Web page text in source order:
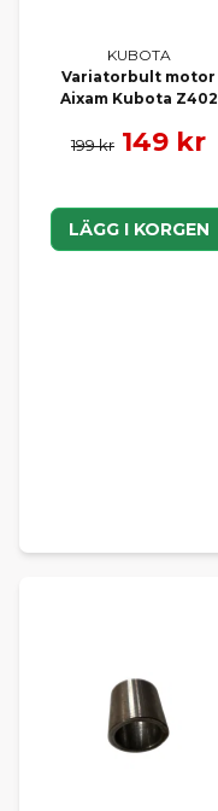
KUBOTA
Variatorbult motor
Aixam Kubota Z402
199 kr 149 kr
LÄGG I KORGEN